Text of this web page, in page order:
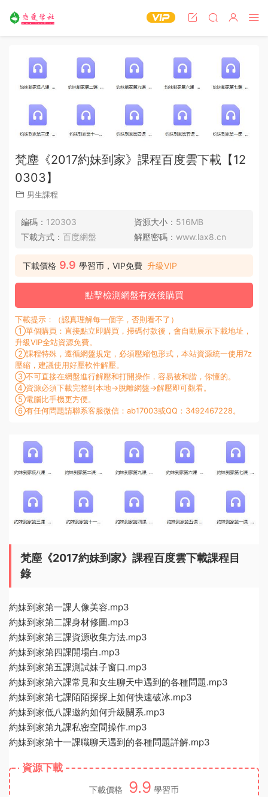
梵塵《2017約妹到家》課程百度雲下載【12
0303】
男生課程
編碼： 120303 資源大小： 516MB
下載方式： 百度網盤 解壓密碼： www.lax8.cn
下載價格 9.9 學習币，VIP免費 升級VIP
點擊檢測網盤有效後購買
下載提示：（認真理解每一個字，否則看不了）
①單個購買：直接點立即購買，掃碼付款後，會自動展示下載地址，
升級VIP全站資源免費。
②課程特殊，遵循網盤規定，必須壓縮包形式，本站資源統一使用7z
壓縮，建議使用好壓軟件解壓。
③不可直接在網盤進行解壓和打開操作，容易被和諧，你懂的。
④資源必須下載完整到本地→脫離網盤→解壓即可觀看。
⑤電腦比手機更方便。
⑥有任何問題請聯系客服微信：ab17003或QQ：3492467228。
梵塵《2017約妹到家》課程百度雲下載課程目
錄
約妹到家第一課人像美容.mp3
約妹到家第二課身材修圖.mp3
約妹到家第三課資源收集方法.mp3
約妹到家第四課開場白.mp3
約妹到家第五課測試妹子窗口.mp3
約妹到家第六課常見和女生聊天中遇到的各種問題.mp3
約妹到家第七課陌陌探探上如何快速破冰.mp3
約妹到家低八課邀約如何升級關系.mp3
約妹到家第九課私密空間操作.mp3
約妹到家第十一課職聊天遇到的各種問題詳解.mp3
資源下載
下載價格 9.9 學習币